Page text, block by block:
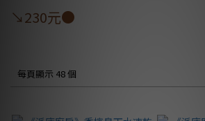
↘230元●
每頁顯示 48 個